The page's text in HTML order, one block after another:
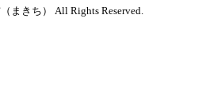
まきち） All Rights Reserved.